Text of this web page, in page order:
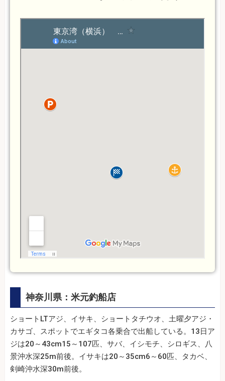
神奈川県：米元釣船店
ショートLTアジ、イサキ、ショートタチウオ、土曜夕アジ・
カサゴ、スポットでエギタコ各乗合で出船している。13日ア
ジは20～43cm15～107匹、サバ、イシモチ、シロギス、八
景沖水深25m前後。イサキは20～35cm6～60匹、タカベ、
剣崎沖水深30m前後。